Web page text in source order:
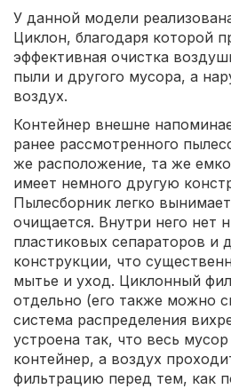
У данной модели
Циклон, благодаря которой
эффективная очистка
пыли и другого мусора, а
воздух.
Контейнер внешне
ранее рассмотренного
же расположение, та же
имеет немного другую
Пылесборник легко
очищается. Внутри него нет
пластиковых сепараторов и
конструкции, что
мытье и уход. Циклонный
отдельно (его также можно
система распределения
устроена так, что весь
контейнер, а воздух
фильтрацию перед тем, как